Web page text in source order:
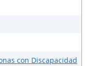
con Discapacidad